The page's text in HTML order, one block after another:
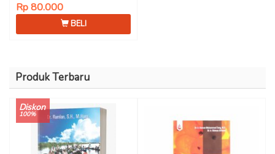
Rp 80.000
BELI
Produk Terbaru
Diskon
100%